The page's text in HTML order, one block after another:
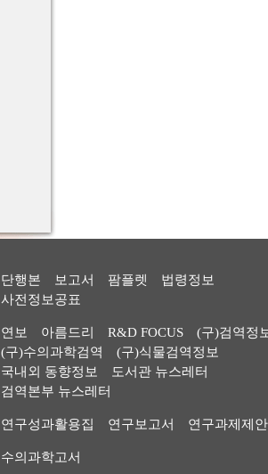
단행본 보고서 팜플렛
법령정보
사전정보공표
연보 아름드리 R&D FOCUS
(구)검역정
(구)수의과학검역
(구)식물검역정보
국내외 동향정보
도서관 뉴스레터
검역본부 뉴스레터
연구성과활용집 연구보고서 연구과제제
수의과학고서